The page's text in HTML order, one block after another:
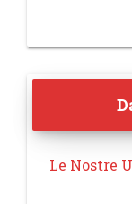
Le Nostre